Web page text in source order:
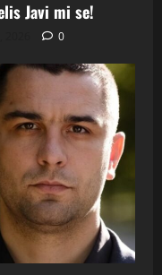
Javi mi se!
0